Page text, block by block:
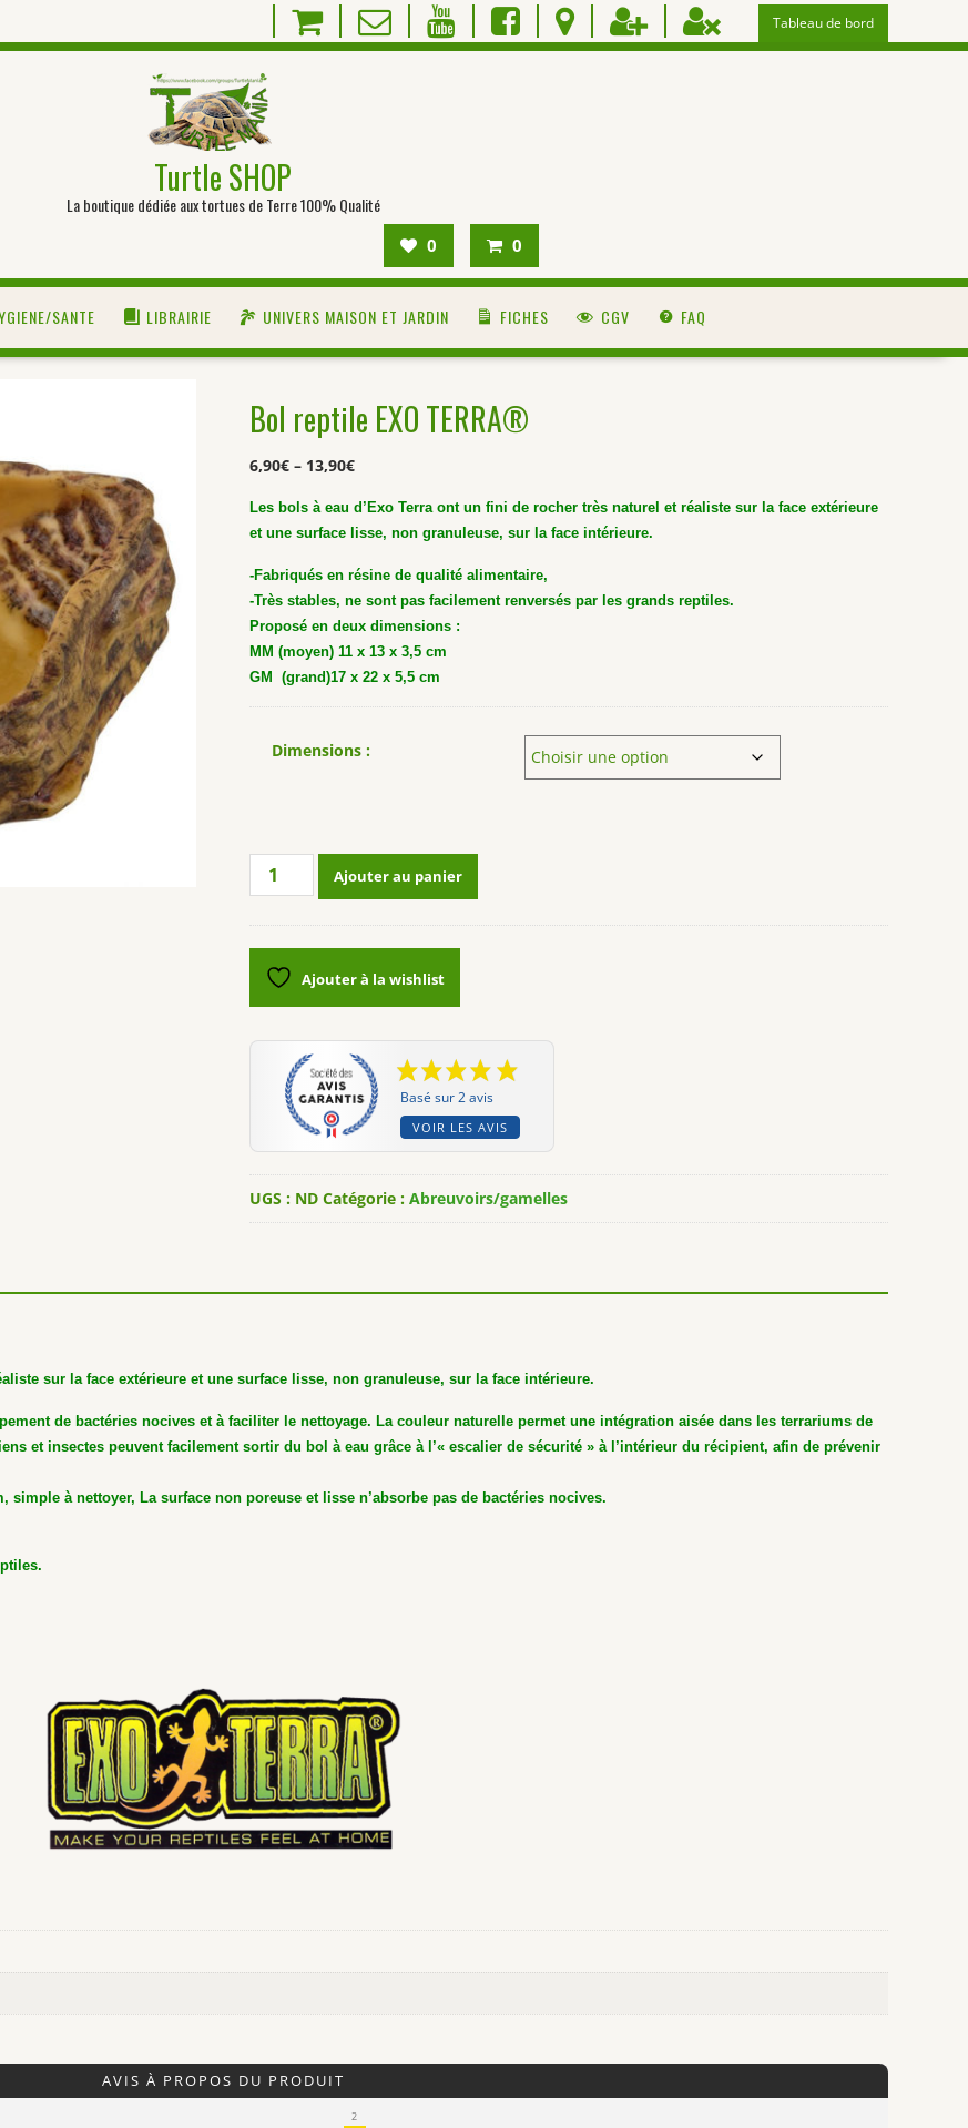
Tableau de bord
Turtle SHOP
La boutique dédiée aux tortues de Terre 100% Qualité
0 0
SANTE LIBRAIRIE UNIVERS MAISON ET JARDIN FICHES CGV FAQ
Bol reptile EXO TERRA®
6,90€ – 13,90€
Les bols à eau d’Exo Terra ont un fini de rocher très naturel et réaliste sur la face extérieure
et une surface lisse, non granuleuse, sur la face intérieure.
-Fabriqués en résine de qualité alimentaire,
-Très stables, ne sont pas facilement renversés par les grands reptiles.
Proposé en deux dimensions :
MM (moyen) 11 x 13 x 3,5 cm
GM (grand)17 x 22 x 5,5 cm
Dimensions :
quantité
EXO
TERRA®
Ajouter au panier
Ajouter à la wishlist
Basé sur 2 avis
VOIR LES AVIS
UGS : ND Catégorie : Abreuvoirs/gamelles
sur la face extérieure et une surface lisse, non granuleuse, sur la face intérieure.
de bactéries nocives et à faciliter le nettoyage. La couleur naturelle permet une intégration aisée dans les terrariums de
et insectes peuvent facilement sortir du bol à eau grâce à l’« escalier de sécurité » à l’intérieur du récipient, afin de prévenir
simple à nettoyer, La surface non poreuse et lisse n’absorbe pas de bactéries nocives.
AVIS À PROPOS DU PRODUIT
2